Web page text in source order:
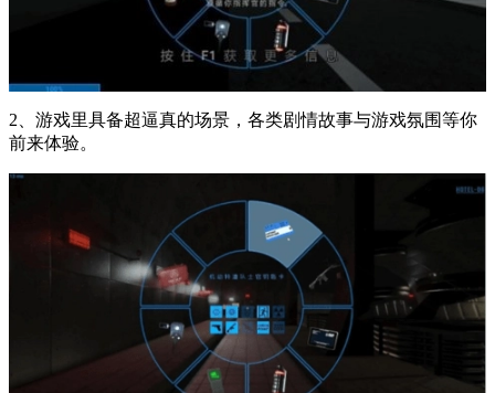
2、游戏里具备超逼真的场景，各类剧情故事与游戏氛围等你
前来体验。